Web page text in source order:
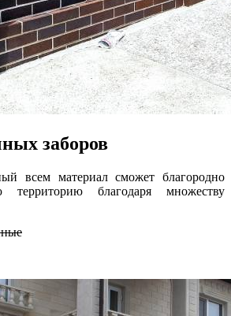
заборов
всем материал сможет благородно
территорию благодаря множеству